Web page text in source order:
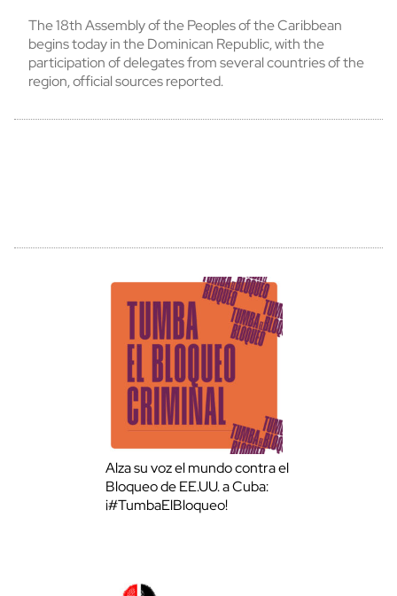
The 18th Assembly of the Peoples of the Caribbean
begins today in the Dominican Republic, with the
participation of delegates from several countries of the
region, official sources reported.
Alza su voz el mundo contra el
Bloqueo de EE.UU. a Cuba:
¡#TumbaElBloqueo!